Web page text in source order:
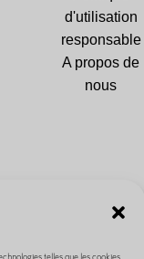
telles que les cookies
d'utilisation
responsable
A propos de
nous